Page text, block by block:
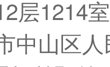
层1214
中山区